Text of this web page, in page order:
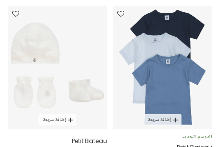
إضافة سريعة
الموسم الجديد
إضافة سريعة
Petit Bateau